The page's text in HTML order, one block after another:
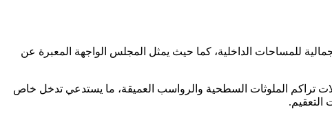
للمساحات الداخلية، كما حيث يمثل المجلس الواجهة المعبرة عن
تراكم الملوثات السطحية والرواسب العميقة، ما يستدعي تدخل خاص
التعقيم.